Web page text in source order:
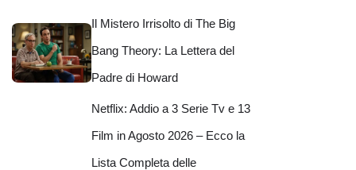
Il Mistero Irrisolto di The Big
Bang Theory: La Lettera del
Padre di Howard
Netflix: Addio a 3 Serie Tv e 13
Film in Agosto 2026 – Ecco la
Lista Completa delle